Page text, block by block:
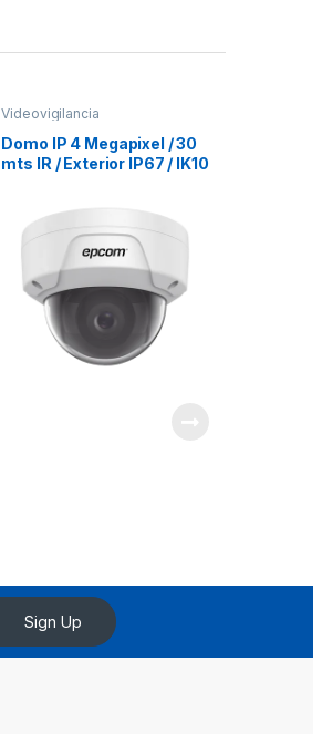
Videovigilancia
Domo IP 4 Megapixel / 30
mts IR / Exterior IP67 / IK10
Sign Up